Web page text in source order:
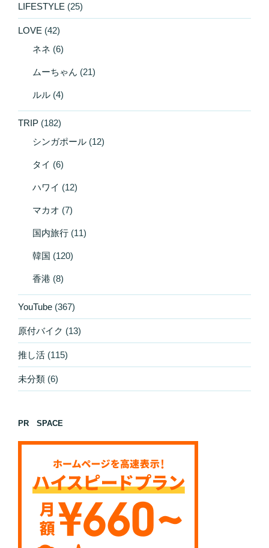
LIFESTYLE (25)
LOVE (42)
ネネ (6)
ムーちゃん (21)
ルル (4)
TRIP (182)
シンガポール (12)
タイ (6)
ハワイ (12)
マカオ (7)
国内旅行 (11)
韓国 (120)
香港 (8)
YouTube (367)
原付バイク (13)
推し活 (115)
未分類 (6)
PR SPACE